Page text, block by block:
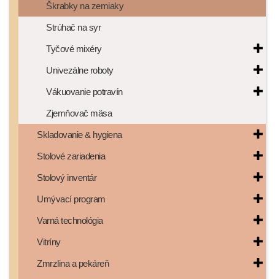
Škrabky na zemiaky
Strúhač na syr
Tyčové mixéry
Univezálne roboty
Vákuovanie potravín
Zjemňovač mäsa
Skladovanie & hygiena
Stolové zariadenia
Stolový inventár
Umývací program
Varná technológia
Vitríny
Zmrzlina a pekáreň